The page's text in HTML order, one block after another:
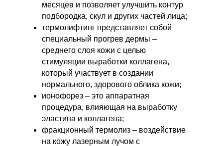
месяцев и позволяет улучшить контур
подбородка, скул и других частей лица;
термолифтинг представляет собой
специальный прогрев дермы –
среднего слоя кожи с целью
стимуляции выработки коллагена,
который участвует в создании
нормального, здорового облика кожи;
ионофорез – это аппаратная
процедура, влияющая на выработку
эластина и коллагена;
фракционный термолиз – воздействие
на кожу лазерным лучом с